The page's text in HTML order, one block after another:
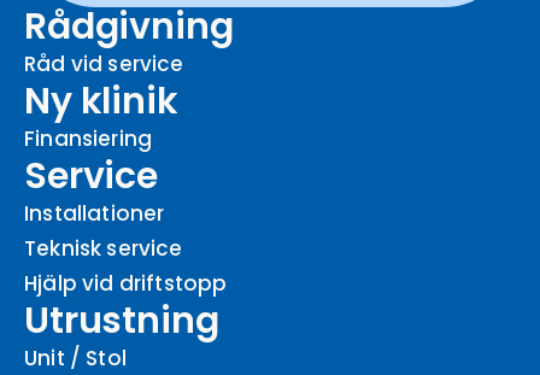
Rådgivning
Råd vid service
Ny klinik
Finansiering
Service
Installationer
Teknisk service
Hjälp vid driftstopp
Utrustning
Unit / Stol